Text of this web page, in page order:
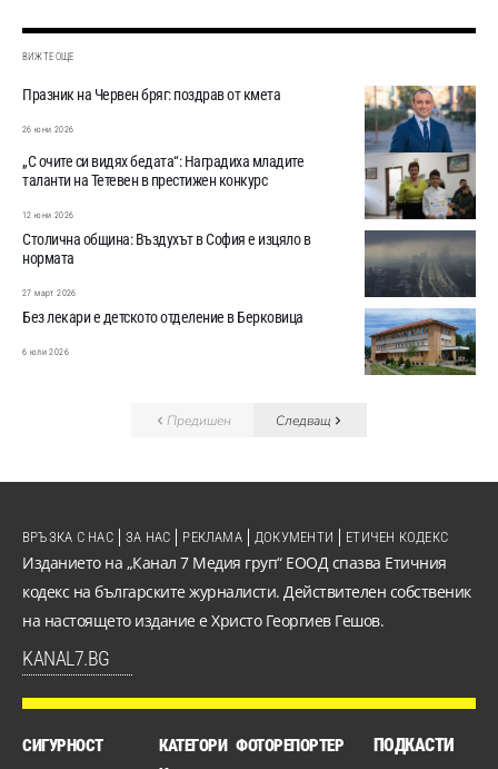
ВИЖТЕ ОЩЕ
Празник на Червен бряг: поздрав от кмета
26 юни 2026
„С очите си видях бедата“: Наградиха младите
таланти на Тетевен в престижен конкурс
12 юни 2026
Столична община: Въздухът в София е изцяло в
нормата
27 март 2026
Без лекари е детското отделение в Берковица
6 юли 2026
Предишен Следващ
Изданието на „Канал 7 Медия груп“ ЕООД спазва Етичния
кодекс на българските журналисти. Действителен собственик
на настоящето издание е Христо Георгиев Гешов.
KANAL7.BG
ВРЪЗКА С НАС ЗА НАС РЕКЛАМА ДОКУМЕНТИ ЕТИЧЕН КОДЕКС
СИГУРНОСТ
КАТЕГОРИ ФОТОРЕПОРТЕР ПОДКАСТИ